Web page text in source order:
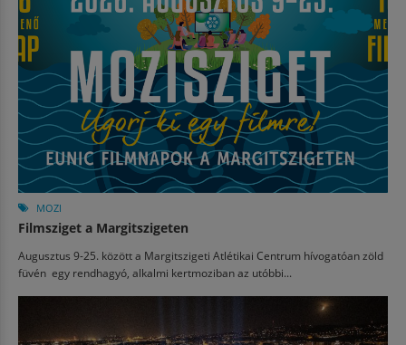
MOZI
Filmsziget a Margitszigeten
Augusztus 9-25. között a Margitszigeti Atlétikai Centrum hívogatóan zöld
füvén egy rendhagyó, alkalmi kertmoziban az utóbbi...